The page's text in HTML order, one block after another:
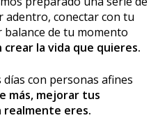
adentro, conectar con tu
de tu momento
la vida que quieres.
con personas afines
más, mejorar tus
realmente eres.